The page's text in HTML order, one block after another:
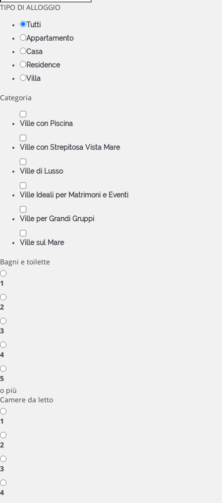
TIPO DI ALLOGGIO
Tutti
Appartamento
Casa
Residence
Villa
Categoria
Ville con Piscina
Ville con Strepitosa Vista Mare
Ville di Lusso
Ville Ideali per Matrimoni e Eventi
Ville per Grandi Gruppi
Ville sul Mare
Bagni e toilette
1
2
3
4
5
o più
Camere da letto
1
2
3
4